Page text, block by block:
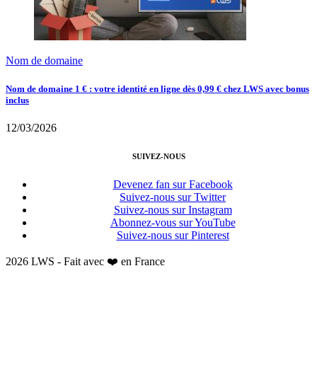
Nom de domaine
Nom de domaine 1 € : votre identité en ligne dès 0,99 € chez LWS avec bonus
inclus
12/03/2026
SUIVEZ-NOUS
Devenez fan sur Facebook
Suivez-nous sur Twitter
Suivez-nous sur Instagram
Abonnez-vous sur YouTube
Suivez-nous sur Pinterest
2026 LWS - Fait avec ❤️ en France